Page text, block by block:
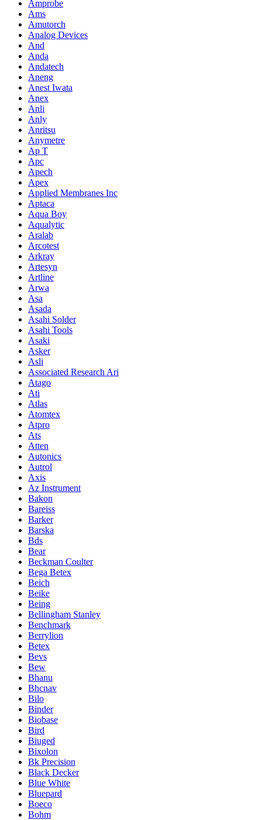
Amprobe
Ams
Amutorch
Analog Devices
And
Anda
Andatech
Aneng
Anest Iwata
Anex
Anli
Anly
Anritsu
Anymetre
Ap T
Apc
Apech
Apex
Applied Membranes Inc
Aptaca
Aqua Boy
Aqualytic
Aralab
Arcotest
Arkray
Artesyn
Artline
Arwa
Asa
Asada
Asahi Solder
Asahi Tools
Asaki
Asker
Asli
Associated Research Ari
Atago
Ati
Atlas
Atomtex
Atpro
Ats
Atten
Autonics
Autrol
Axis
Az Instrument
Bakon
Bareiss
Barker
Barska
Bds
Bear
Beckman Coulter
Bega Betex
Beich
Beike
Being
Bellingham Stanley
Benchmark
Berrylion
Betex
Bevs
Bew
Bhanu
Bhcnav
Bilo
Binder
Biobase
Bird
Biuged
Bixolon
Bk Precision
Black Decker
Blue White
Bluepard
Boeco
Bohm